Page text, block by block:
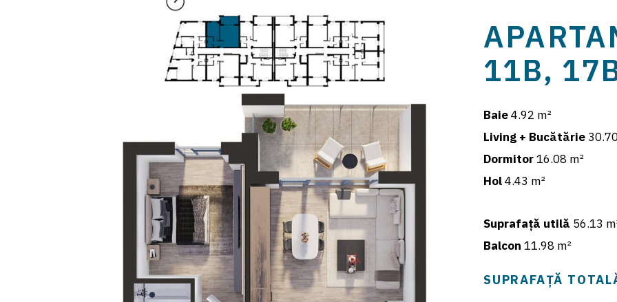
11B,
Baie4.92 m²
Living + Bucătărie
Dormitor16.08 m²
Hol4.43 m²
Suprafață utilă 56.13
Balcon 11.98 m²
SUPRAFAȚĂ